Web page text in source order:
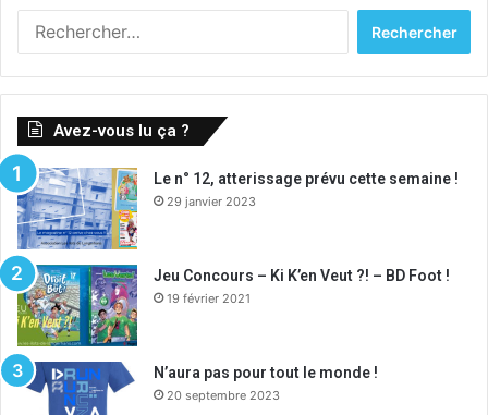
Avez-vous lu ça ?
Le n° 12, atterissage prévu cette semaine !
29 janvier 2023
Jeu Concours – Ki K’en Veut ?! – BD Foot !
19 février 2021
N’aura pas pour tout le monde !
20 septembre 2023